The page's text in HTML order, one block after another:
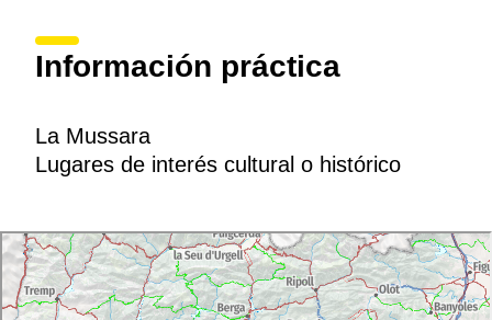
Información práctica
La Mussara
Lugares de interés cultural o histórico